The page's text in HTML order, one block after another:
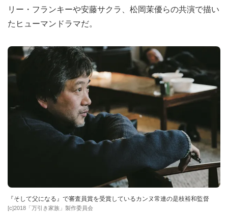
リー・フランキーや安藤サクラ、松岡茉優らの共演で描い
たヒューマンドラマだ。
『そして父になる』で審査員賞を受賞しているカンヌ常連の是枝裕和監督
[c]2018「万引き家族」製作委員会